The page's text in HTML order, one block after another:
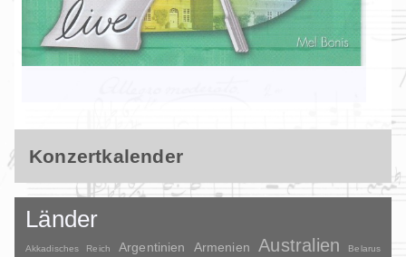
Konzertkalender
Länder
Akkadisches Reich Argentinien Armenien Australien Belarus